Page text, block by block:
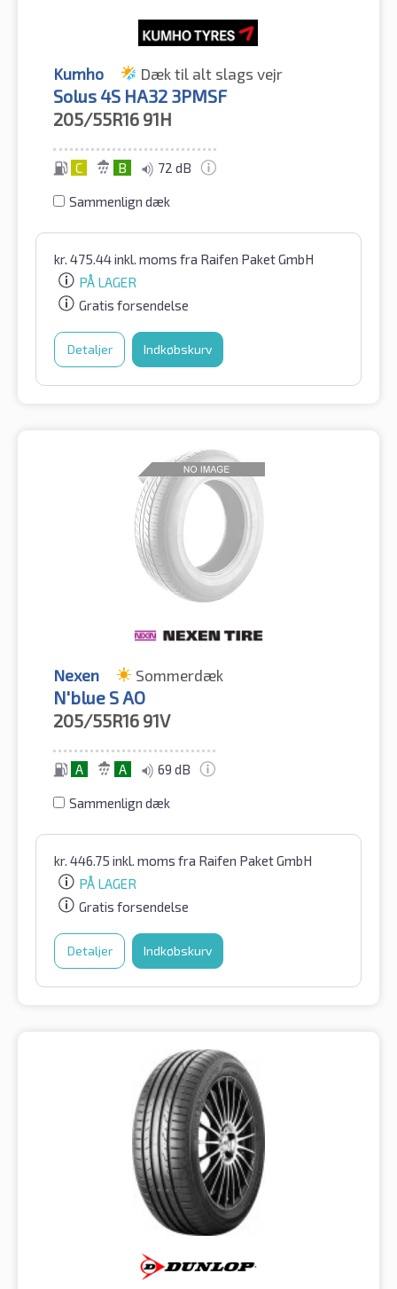
Kumho Dæk til alt slags vejr
Solus 4S HA32 3PMSF
205/55R16 91H
C B 72 dB
Sammenlign dæk
kr. 475.44inkl. moms fra Raifen Paket GmbH
PÅ LAGER
Gratis forsendelse
Detaljer Indkøbskurv
Nexen Sommerdæk
N'blue S AO
205/55R16 91V
A A 69 dB
Sammenlign dæk
kr. 446.75 inkl. moms fra Raifen Paket GmbH
PÅ LAGER
Gratis forsendelse
Detaljer Indkøbskurv